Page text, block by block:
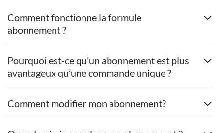
Comment fonctionne la formule
abonnement ?
Pourquoi est-ce qu’un abonnement est plus
avantageux qu’une commande unique ?
Comment modifier mon abonnement?